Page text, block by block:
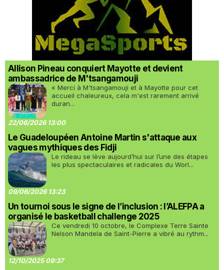
Allison Pineau conquiert Mayotte et devient
ambassadrice de M'tsangamouji
« Merci à M'tsangamouji et à Mayotte pour cet
accueil chaleureux, cela m'est rarement arrivé
duran...
22/06/2026 13:00
Le Guadeloupéen Antoine Martin s'attaque aux
vagues mythiques des Fidji
Le rideau se lève aujourd’hui sur l’une des étapes
les plus spectaculaires et radicales du Worl...
09/06/2026 13:23
Un tournoi sous le signe de l’inclusion : l’ALEFPA a
organisé le basketball challenge 2025
Ce vendredi 10 octobre, le Complexe Terre Sainte
Nelson Mandela de Saint-Pierre a vibré au rythm...
12/10/2025 09:37